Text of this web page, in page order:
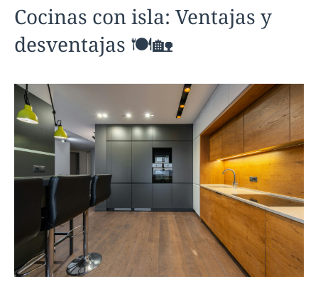
Cocinas con isla: Ventajas y
desventajas 🍽️🏡